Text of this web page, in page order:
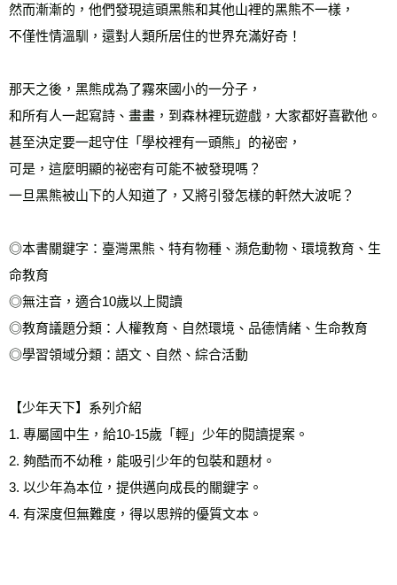
然而漸漸的，他們發現這頭黑熊和其他山裡的黑熊不一樣，
不僅性情溫馴，還對人類所居住的世界充滿好奇！
那天之後，黑熊成為了霧來國小的一分子，
和所有人一起寫詩、畫畫，到森林裡玩遊戲，大家都好喜歡他。
甚至決定要一起守住「學校裡有一頭熊」的祕密，
可是，這麼明顯的祕密有可能不被發現嗎？
一旦黑熊被山下的人知道了，又將引發怎樣的軒然大波呢？
◎本書關鍵字：臺灣黑熊、特有物種、瀕危動物、環境教育、生
命教育
◎無注音，適合10歲以上閱讀
◎教育議題分類：人權教育、自然環境、品德情緒、生命教育
◎學習領域分類：語文、自然、綜合活動
【少年天下】系列介紹
1. 專屬國中生，給10-15歲「輕」少年的閱讀提案。
2. 夠酷而不幼稚，能吸引少年的包裝和題材。
3. 以少年為本位，提供邁向成長的關鍵字。
4. 有深度但無難度，得以思辨的優質文本。